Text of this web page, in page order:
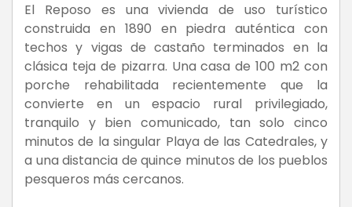
El Reposo es una vivienda de uso turístico
construida en 1890 en piedra auténtica con
techos y vigas de castaño terminados en la
clásica teja de pizarra. Una casa de 100 m2 con
porche rehabilitada recientemente que la
convierte en un espacio rural privilegiado,
tranquilo y bien comunicado, tan solo cinco
minutos de la singular Playa de las Catedrales, y
a una distancia de quince minutos de los pueblos
pesqueros más cercanos.